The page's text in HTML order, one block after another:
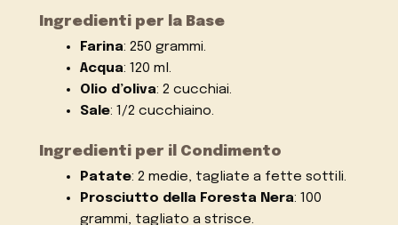
Ingredienti per la Base
Farina: 250 grammi.
Acqua: 120 ml.
Olio d’oliva: 2 cucchiai.
Sale: 1/2 cucchiaino.
Ingredienti per il Condimento
Patate: 2 medie, tagliate a fette sottili.
Prosciutto della Foresta Nera: 100
grammi, tagliato a strisce.